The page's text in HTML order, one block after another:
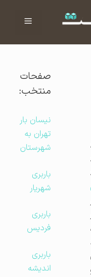
فهرست
صفحات
منتخب:
نیسان بار
تهران به
شهرستان
باربری
شهریار
باربری
فردیس
باربری
اندیشه